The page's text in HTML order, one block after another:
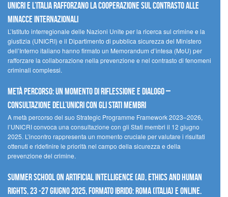
UNICRI e l’Italia rafforzano la cooperazione sul contrasto alle
minacce internazionali
L’Istituto interregionale delle Nazioni Unite per la ricerca sul crimine e la
giustizia (UNICRI) e il Dipartimento di pubblica sicurezza del Ministero
dell’Interno italiano hanno firmato un Memorandum d’intesa (MoU) per
rafforzare la collaborazione nella prevenzione e nel contrasto di fenomeni
criminali complessi.
Metà percorso: un momento di riflessione e dialogo –
Consultazione dell’UNICRI con gli Stati membri
A metà percorso del suo Strategic Programme Framework 2023–2026,
l’UNICRI convoca una consultazione con gli Stati membri il 12 giugno
2025. L’incontro rappresenta un momento cruciale per valutare i risultati
ottenuti e ridefinire le priorità nel campo della sicurezza e della
prevenzione del crimine.
Summer School on Artificial Intelligence (AI), Ethics and Human
Rights, 23 -27 giugno 2025, Formato Ibrido: Roma (Italia) e online.